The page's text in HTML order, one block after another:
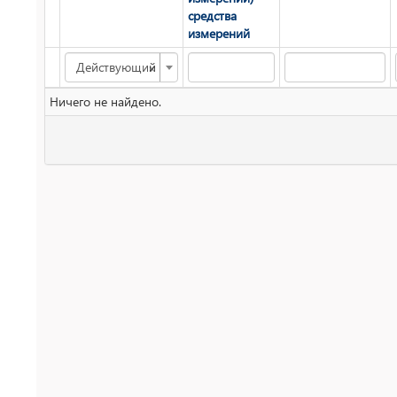
средства
измерений
×
Действующий
Ничего не найдено.